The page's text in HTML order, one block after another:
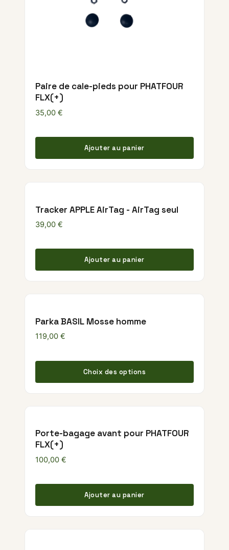
Paire de cale-pieds pour PHATFOUR
FLX(+)
35,00 €
Ajouter au panier
Tracker APPLE AirTag - AirTag seul
39,00 €
Ajouter au panier
Parka BASIL Mosse homme
119,00 €
Choix des options
Ce
Porte-bagage avant pour PHATFOUR
FLX(+)
100,00 €
Ajouter au panier